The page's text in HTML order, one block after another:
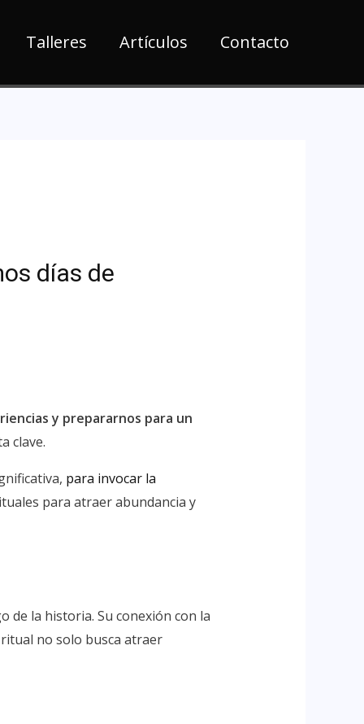
Talleres Artículos Contacto
días de
y prepararnos para un
clave.
para invocar la
para atraer abundancia y
de la historia. Su conexión con la
no solo busca atraer